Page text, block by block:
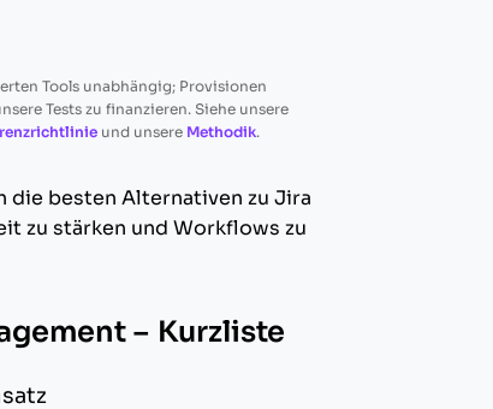
Tools unabhängig; Provisionen
Tests zu finanzieren. Siehe unsere
und unsere Methodik.
die besten Alternativen zu Jira
zu stärken und Workflows zu
– Kurzliste